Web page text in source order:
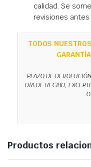
calidad. Se
revisiones
TODOS
PLAZO DE
DÍA DE RECIBO,
Productos